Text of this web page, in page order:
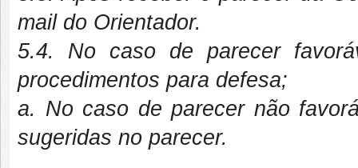
mail do Orientador.
5.4. No caso de parecer
procedimentos para defesa;
a. No caso de parecer não
sugeridas no parecer.